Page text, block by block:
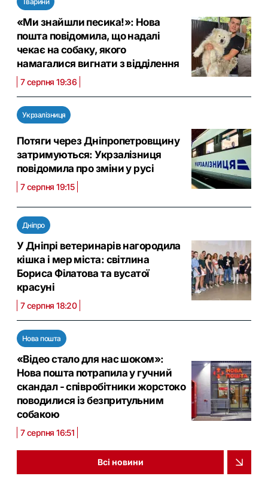
«Ми знайшли песика!»: Нова
пошта повідомила, що надалі
чекає на собаку, якого
намагалися вигнати з відділення
7 серпня 19:36
Укрзалізниця
Потяги через Дніпропетровщину
затримуються: Укрзалізниця
повідомила про зміни у русі
7 серпня 19:15
Дніпро
У Дніпрі ветеринарів нагородила
кішка і мер міста: світлина
Бориса Філатова та вусатої
красуні
7 серпня 18:20
Нова пошта
«Відео стало для нас шоком»:
Нова пошта потрапила у гучний
скандал - співробітники жорстоко
поводилися із безпритульним
собакою
7 серпня 16:51
Всі новини